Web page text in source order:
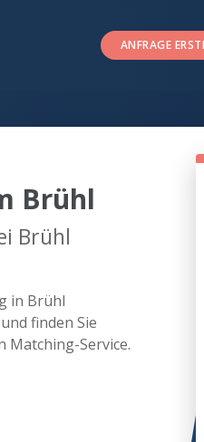
ANFRAGE
Brühl
Brühl
in Brühl
finden Sie
Matching-Service.